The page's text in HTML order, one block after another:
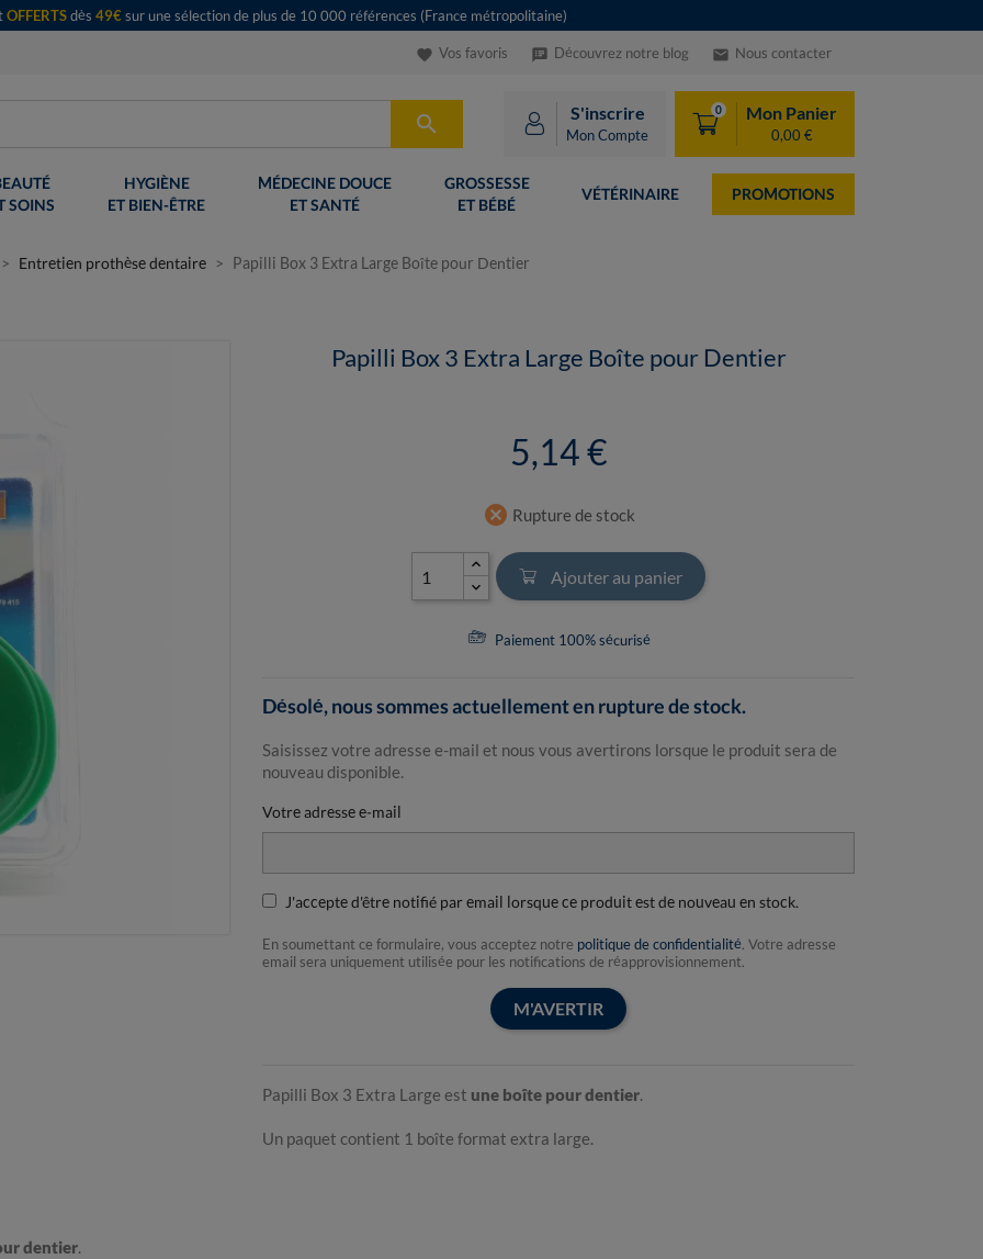
OFFERTSdès 49€sur une sélection de plus de 10 000 références (France métropolitaine)
favorite Vos favoris speaker_notes Découvrez notre blog email Nous contacter
 S'inscrire
Mon Compte
0 Mon Panier
0,00 €
SOINS
HYGIÈNE
ET BIEN-ÊTRE
MÉDECINE DOUCE
ET SANTÉ
GROSSESSE
ET BÉBÉ
VÉTÉRINAIRE PROMOTIONS
Entretien prothèse dentaire Papilli Box 3 Extra Large Boîte pour Dentier
Papilli Box 3 Extra Large Boîte pour Dentier
5,14 €
cancel Rupture de stock
Ajouter au panier
Paiement 100% sécurisé
Désolé, nous sommes actuellement en rupture de stock.
Saisissez votre adresse e-mail et nous vous avertirons lorsque le produit sera de
nouveau disponible.
Votre adresse e-mail
J'accepte d'être notifié par email lorsque ce produit est de nouveau en stock.
En soumettant ce formulaire, vous acceptez notre politique de confidentialité. Votre adresse
email sera uniquement utilisée pour les notifications de réapprovisionnement.
M'AVERTIR
Papilli Box 3 Extra Large est une boîte pour dentier.
Un paquet contient 1 boîte format extra large.
dentier.